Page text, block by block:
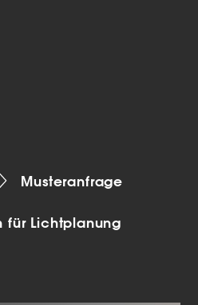
Musteranfrage
für Lichtplanung